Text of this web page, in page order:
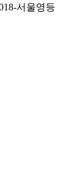
서울영등